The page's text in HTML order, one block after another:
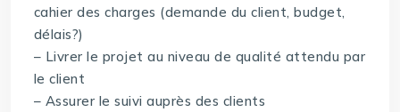
cahier des charges (demande du client, budget,
délais?)
– Livrer le projet au niveau de qualité attendu par
le client
– Assurer le suivi auprès des clients